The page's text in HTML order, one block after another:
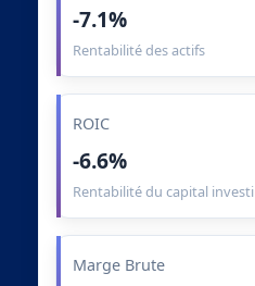
-7.1%
Rentabilité des actifs
ROIC
-6.6%
Rentabilité du capital investi
Marge Brute